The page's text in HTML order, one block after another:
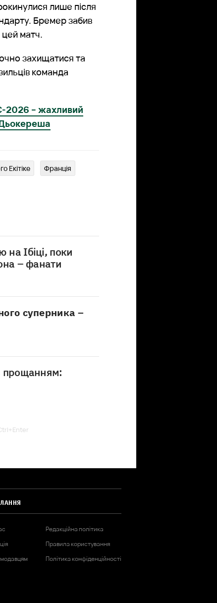
лише після
Бремер забив
матч.
захищатися та
команда
2026 – жахливий
Екітіке Франція
Ібіці, поки
– фанати
суперника –
прощанням:
Редакційна політика
Правила користування
Політика конфіденційності